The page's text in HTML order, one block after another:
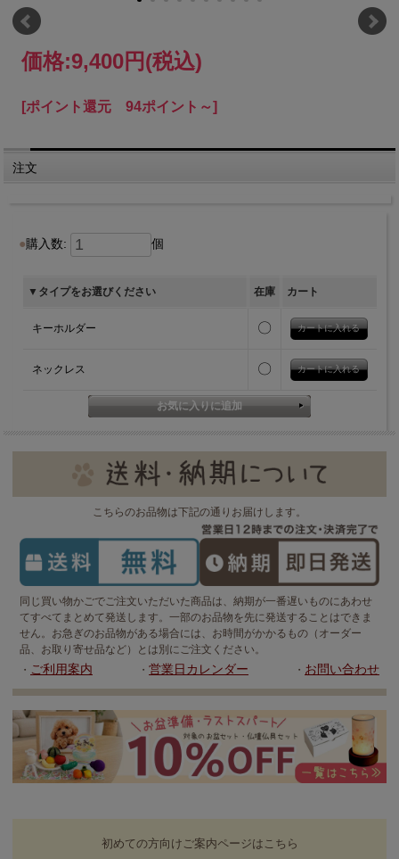
価格:9,400円(税込)
[ポイント還元 94ポイント～]
注文
購入数: 個
▼タイプをお選びください 在庫 カート
キーホルダー 〇
ネックレス 〇
こちらのお品物は下記の通りお届けします。
同じ買い物かごでご注文いただいた商品は、納期が一番遅いものにあわせ
てすべてまとめて発送します。一部のお品物を先に発送することはできま
せん。お急ぎのお品物がある場合には、お時間がかかるもの（オーダー
品、お取り寄せ品など）とは別にご注文ください。
・ ご利用案内 ・ 営業日カレンダー ・ お問い合わせ
初めての方向けご案内ページはこちら